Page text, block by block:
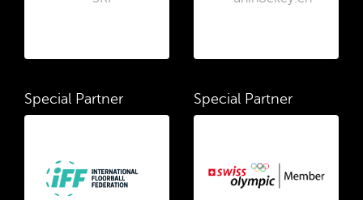
Special Partner Special Partner